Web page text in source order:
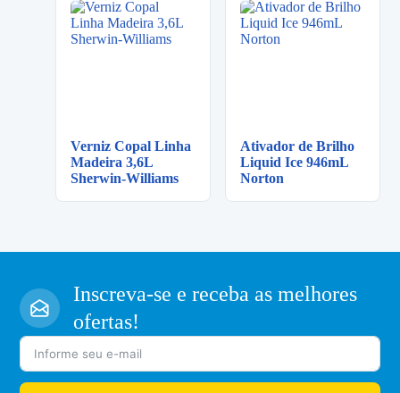
Verniz Copal Linha
Madeira 3,6L
Sherwin-Williams
Ativador de Brilho
Liquid Ice 946mL
Norton
Inscreva-se e receba as melhores
ofertas!